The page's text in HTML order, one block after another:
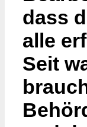
dass
alle
Seit